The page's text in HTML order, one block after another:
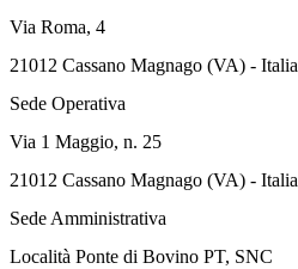
Via Roma, 4
21012 Cassano Magnago (VA) - Italia
Sede Operativa
Via 1 Maggio, n. 25
21012 Cassano Magnago (VA) - Italia
Sede Amministrativa
Località Ponte di Bovino PT, SNC